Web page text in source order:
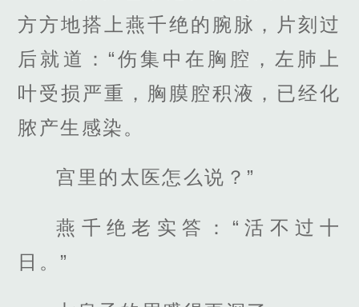
方方地搭上燕千绝的腕脉，片刻过
后就道：“伤集中在胸腔，左肺上
叶受损严重，胸膜腔积液，已经化
脓产生感染。
宫里的太医怎么说？”
燕千绝老实答：“活不过十
日。”